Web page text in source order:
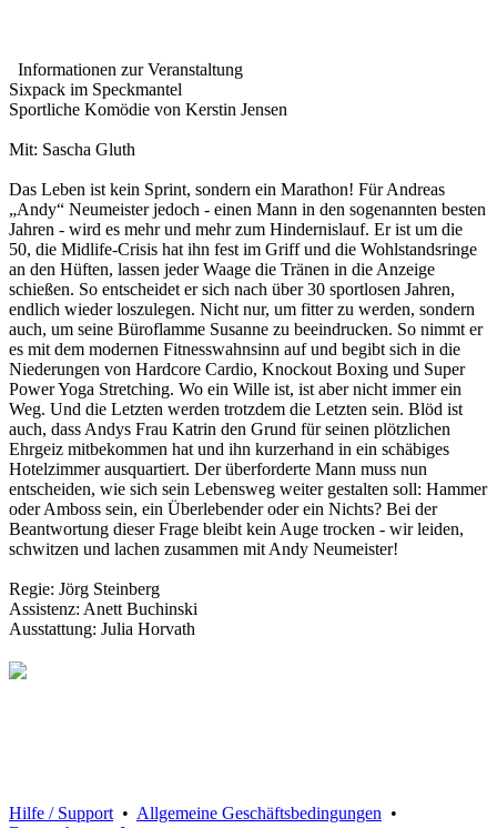
Informationen zur Veranstaltung
Sixpack im Speckmantel
Sportliche Komödie von Kerstin Jensen
Mit: Sascha Gluth
Das Leben ist kein Sprint, sondern ein Marathon! Für Andreas
„Andy“ Neumeister jedoch - einen Mann in den sogenannten besten
Jahren - wird es mehr und mehr zum Hindernislauf. Er ist um die
50, die Midlife-Crisis hat ihn fest im Griff und die Wohlstandsringe
an den Hüften, lassen jeder Waage die Tränen in die Anzeige
schießen. So entscheidet er sich nach über 30 sportlosen Jahren,
endlich wieder loszulegen. Nicht nur, um fitter zu werden, sondern
auch, um seine Büroflamme Susanne zu beeindrucken. So nimmt er
es mit dem modernen Fitnesswahnsinn auf und begibt sich in die
Niederungen von Hardcore Cardio, Knockout Boxing und Super
Power Yoga Stretching. Wo ein Wille ist, ist aber nicht immer ein
Weg. Und die Letzten werden trotzdem die Letzten sein. Blöd ist
auch, dass Andys Frau Katrin den Grund für seinen plötzlichen
Ehrgeiz mitbekommen hat und ihn kurzerhand in ein schäbiges
Hotelzimmer ausquartiert. Der überforderte Mann muss nun
entscheiden, wie sich sein Lebensweg weiter gestalten soll: Hammer
oder Amboss sein, ein Überlebender oder ein Nichts? Bei der
Beantwortung dieser Frage bleibt kein Auge trocken - wir leiden,
schwitzen und lachen zusammen mit Andy Neumeister!
Regie: Jörg Steinberg
Assistenz: Anett Buchinski
Ausstattung: Julia Horvath
Hilfe / Support • Allgemeine Geschäftsbedingungen •